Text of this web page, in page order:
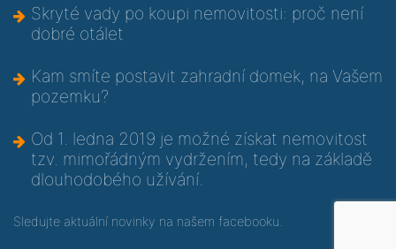
Skryté vady po koupi nemovitosti: proč není
dobré otálet
Kam smíte postavit zahradní domek, na Vašem
pozemku?
Od 1. ledna 2019 je možné získat nemovitost
tzv. mimořádným vydržením, tedy na základě
dlouhodobého užívání.
Sledujte aktuální novinky na našem facebooku